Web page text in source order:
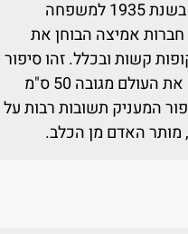
הכלב היהודי הוא סיפורו של כורש, כלב מיוחד, שנולד בשנת 1935 למשפחה
חברות אמיצה הבוחן את
קשות ובכלל. זהו סיפור
המסופר מפי הכלב, מנקודת מבטו של יצור נבון הרואה את העולם מגובה 50 ס"מ
המעניק תשובות רבות על
מותר האדם מן הכלב.